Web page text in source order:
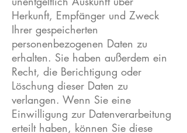
Herkunft, Empfänger und Zweck
Ihrer gespeicherten
personenbezogenen Daten zu
erhalten. Sie haben außerdem ein
Recht, die Berichtigung oder
Löschung dieser Daten zu
verlangen. Wenn Sie eine
Einwilligung zur Datenverarbeitung
erteilt haben, können Sie diese